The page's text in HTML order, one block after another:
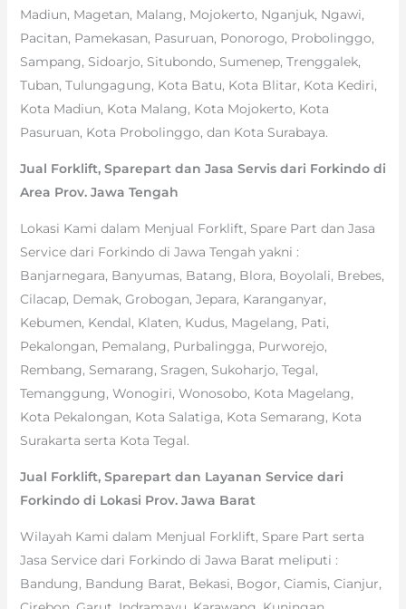
Madiun, Magetan, Malang, Mojokerto, Nganjuk, Ngawi,
Pacitan, Pamekasan, Pasuruan, Ponorogo, Probolinggo,
Sampang, Sidoarjo, Situbondo, Sumenep, Trenggalek,
Tuban, Tulungagung, Kota Batu, Kota Blitar, Kota Kediri,
Kota Madiun, Kota Malang, Kota Mojokerto, Kota
Pasuruan, Kota Probolinggo, dan Kota Surabaya.
Jual Forklift, Sparepart dan Jasa Servis dari Forkindo di
Area Prov. Jawa Tengah
Lokasi Kami dalam Menjual Forklift, Spare Part dan Jasa
Service dari Forkindo di Jawa Tengah yakni :
Banjarnegara, Banyumas, Batang, Blora, Boyolali, Brebes,
Cilacap, Demak, Grobogan, Jepara, Karanganyar,
Kebumen, Kendal, Klaten, Kudus, Magelang, Pati,
Pekalongan, Pemalang, Purbalingga, Purworejo,
Rembang, Semarang, Sragen, Sukoharjo, Tegal,
Temanggung, Wonogiri, Wonosobo, Kota Magelang,
Kota Pekalongan, Kota Salatiga, Kota Semarang, Kota
Surakarta serta Kota Tegal.
Jual Forklift, Sparepart dan Layanan Service dari
Forkindo di Lokasi Prov. Jawa Barat
Wilayah Kami dalam Menjual Forklift, Spare Part serta
Jasa Service dari Forkindo di Jawa Barat meliputi :
Bandung, Bandung Barat, Bekasi, Bogor, Ciamis, Cianjur,